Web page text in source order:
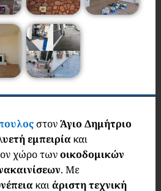
στονΆγιο Δημήτριο
εμπειρίακαι
χώρο τωνοικοδομικών
. Με
καιάριστη τεχνική